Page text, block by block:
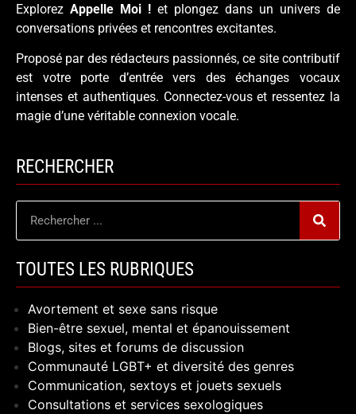
Explorez Appelle Moi ! et plongez dans un univers de
conversations privées et rencontres excitantes.
Proposé par des rédacteurs passionnés, ce site contributif
est votre porte d’entrée vers des échanges vocaux
intenses et authentiques. Connectez-vous et ressentez la
magie d’une véritable connexion vocale.
RECHERCHER
TOUTES LES RUBRIQUES
Avortement et sexe sans risque
Bien-être sexuel, mental et épanouissement
Blogs, sites et forums de discussion
Communauté LGBT+ et diversité des genres
Communication, sextoys et jouets sexuels
Consultations et services sexologiques